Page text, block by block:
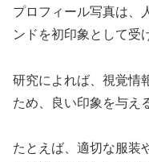
プロフィール写真は、
ンドを初印象として受
研究によれば、視覚情
ため、良い印象を与え
たとえば、適切な服装